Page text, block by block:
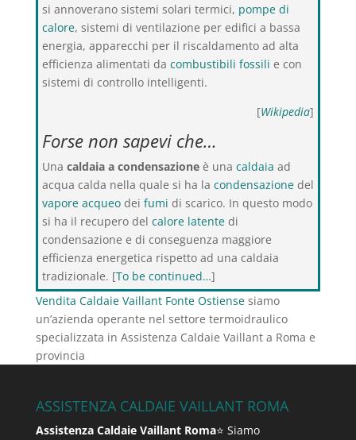
si annoverano sistemi solari termici, pompe di
calore, sistemi di ventilazione per edifici a bassa
energia, apparecchi per il riscaldamento ad alta
efficienza alimentati da combustibili fossili e con
sistemi di controllo intelligenti.
[Wikipedia]
Forse non sapevi che…
Una caldaia a condensazioneè una caldaia ad
acqua calda nella quale si ha la condensazionedel
vapore acqueodei fumi di scarico. In questo modo
si ha il recupero del calore latentedi
condensazione e di conseguenza maggiore
efficienza energetica rispetto ad una caldaia
tradizionale. [To be continued…]
Vendita Caldaie Vaillant Fonte Ostiensesiamo
un’azienda operante nel settore termoidraulico
specializzata in Assistenza Caldaie Vaillant a Roma e
provincia
ASSISTENZA CALDAIE VAILLANT ROMA
Assistenza Caldaie Vaillant Roma⭐ Siamo